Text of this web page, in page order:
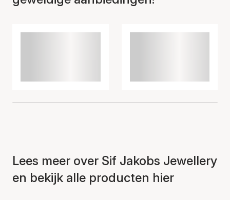
Lees meer over Sif Jakobs Jewellery
en bekijk alle producten hier